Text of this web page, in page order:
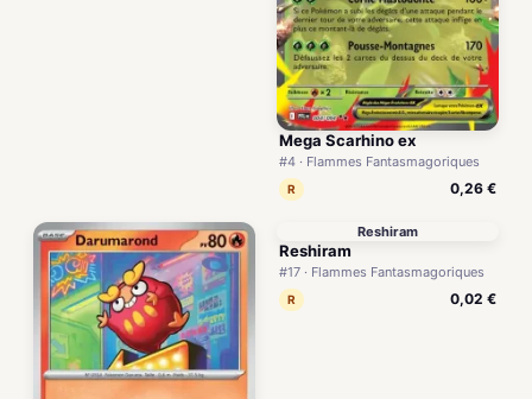
Mega Scarhino ex
#4 · Flammes Fantasmagoriques
R 0,26 €
Reshiram
Reshiram
#17 · Flammes Fantasmagoriques
R 0,02 €